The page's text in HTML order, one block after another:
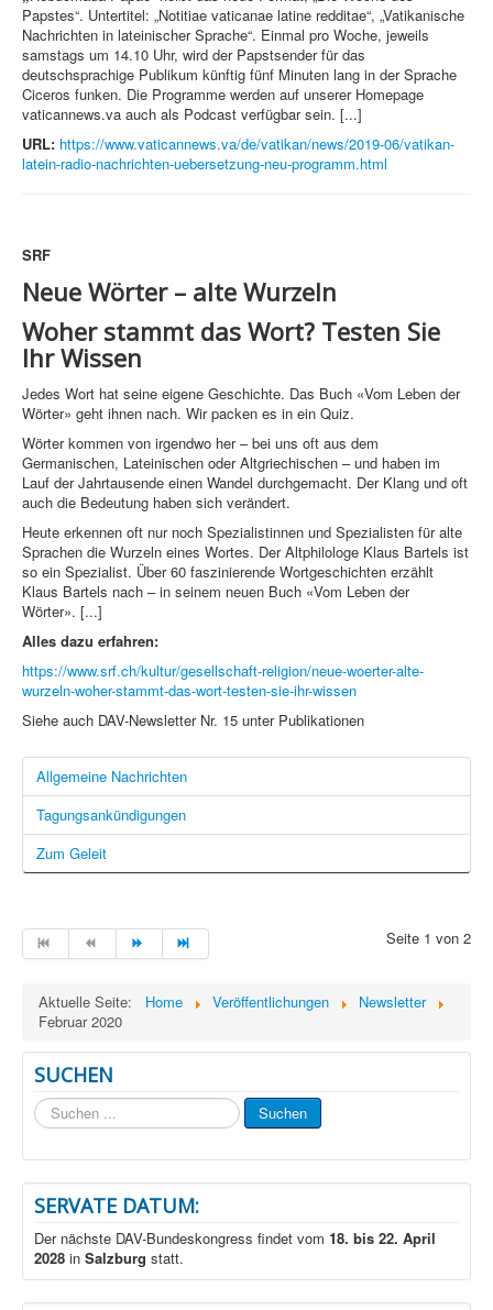
Papstes“. Untertitel: „Notitiae vaticanae latine redditae“, „Vatikanische
Nachrichten in lateinischer Sprache“. Einmal pro Woche, jeweils
samstags um 14.10 Uhr, wird der Papstsender für das
deutschsprachige Publikum künftig fünf Minuten lang in der Sprache
Ciceros funken. Die Programme werden auf unserer Homepage
vaticannews.va auch als Podcast verfügbar sein. [...]
URL: https://www.vaticannews.va/de/vatikan/news/2019-06/vatikan-
latein-radio-nachrichten-uebersetzung-neu-programm.html
SRF
Neue Wörter – alte Wurzeln
Woher stammt das Wort? Testen Sie
Ihr Wissen
Jedes Wort hat seine eigene Geschichte. Das Buch «Vom Leben der
Wörter» geht ihnen nach. Wir packen es in ein Quiz.
Wörter kommen von irgendwo her – bei uns oft aus dem
Germanischen, Lateinischen oder Altgriechischen – und haben im
Lauf der Jahrtausende einen Wandel durchgemacht. Der Klang und oft
auch die Bedeutung haben sich verändert.
Heute erkennen oft nur noch Spezialistinnen und Spezialisten für alte
Sprachen die Wurzeln eines Wortes. Der Altphilologe Klaus Bartels ist
so ein Spezialist. Über 60 faszinierende Wortgeschichten erzählt
Klaus Bartels nach – in seinem neuen Buch «Vom Leben der
Wörter». [...]
Alles dazu erfahren:
https://www.srf.ch/kultur/gesellschaft-religion/neue-woerter-alte-
wurzeln-woher-stammt-das-wort-testen-sie-ihr-wissen
Siehe auch DAV-Newsletter Nr. 15 unter Publikationen
Allgemeine Nachrichten
Tagungsankündigungen
Zum Geleit
Seite 1 von 2
Aktuelle Seite: Home Veröffentlichungen
Newsletter
Februar 2020
SUCHEN
Suchen
...
Suchen
SERVATE DATUM:
Der nächste DAV-Bundeskongress findet vom 18. bis 22. April
2028 in Salzburg statt.